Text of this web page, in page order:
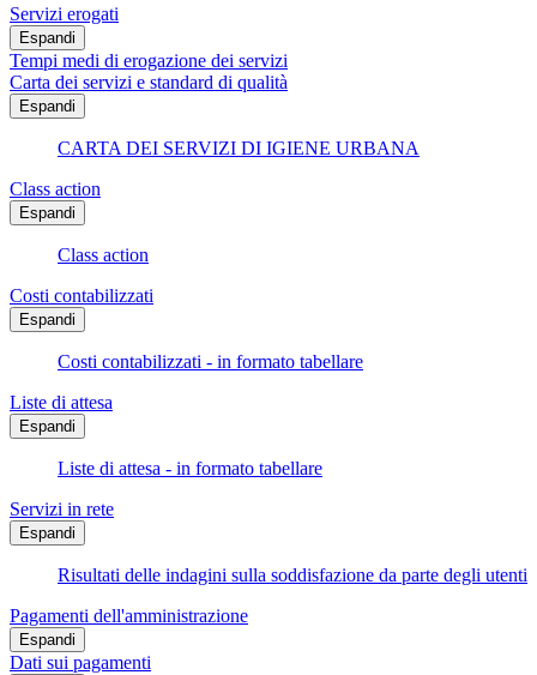
Servizi erogati
Espandi
Tempi medi di erogazione dei servizi
Carta dei servizi e standard di qualità
Espandi
CARTA DEI SERVIZI DI IGIENE URBANA
Class action
Espandi
Class action
Costi contabilizzati
Espandi
Costi contabilizzati - in formato tabellare
Liste di attesa
Espandi
Liste di attesa - in formato tabellare
Servizi in rete
Espandi
Risultati delle indagini sulla soddisfazione da parte degli utenti
Pagamenti dell'amministrazione
Espandi
Dati sui pagamenti